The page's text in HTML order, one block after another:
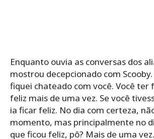
Enquanto ouvia as conversas dos
mostrou decepcionado com Scooby.
fiquei chateado com você. Você ter
feliz mais de uma vez. Se você
ia ficar feliz. No dia com certeza,
momento, mas principalmente no
que ficou feliz, pô? Mais de uma